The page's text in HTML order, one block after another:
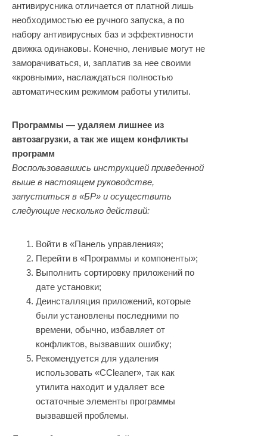
антивирусника отличается от платной лишь
необходимостью ее ручного запуска, а по
набору антивирусных баз и эффективности
движка одинаковы. Конечно, ленивые могут не
заморачиваться, и, заплатив за нее своими
«кровными», наслаждаться полностью
автоматическим режимом работы утилиты.
Программы — удаляем лишнее из
автозагрузки, а так же ищем конфликты
программ
Воспользовавшись инструкцией приведенной
выше в настоящем руководстве,
запуститься в «БР» и осуществить
следующие несколько действий:
Войти в «Панель управления»;
Перейти в «Программы и компоненты»;
Выполнить сортировку приложений по
дате установки;
Деинсталляция приложений, которые
были установлены последними по
времени, обычно, избавляет от
конфликтов, вызвавших ошибку;
Рекомендуется для удаления
использовать «CCleaner», так как
утилита находит и удаляет все
остаточные элементы программы
вызвавшей проблемы.